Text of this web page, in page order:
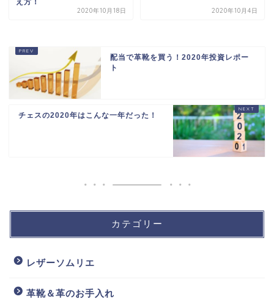
え方！
2020年10月18日 2020年10月4日
配当で革靴を買う！2020年投資レポー
ト
チェスの2020年はこんな一年だった！
カテゴリー
レザーソムリエ
革靴＆革のお手入れ